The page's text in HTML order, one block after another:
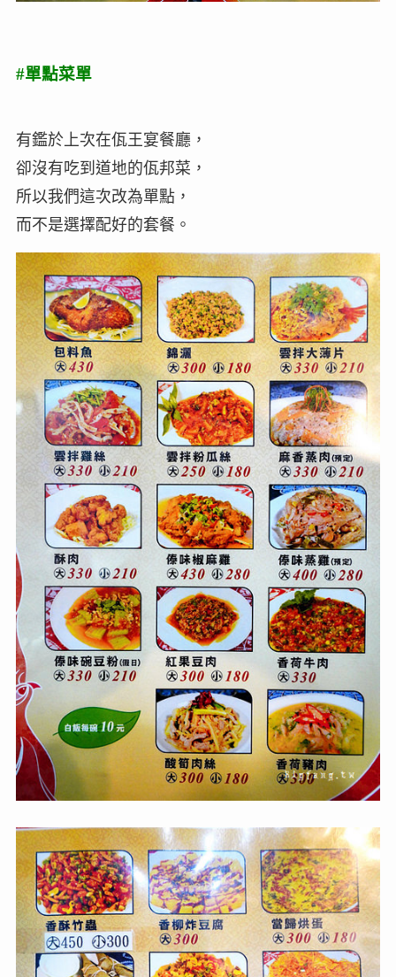
#單點菜單
有鑑於上次在佤王宴餐廳，
卻沒有吃到道地的佤邦菜，
所以我們這次改為單點，
而不是選擇配好的套餐。